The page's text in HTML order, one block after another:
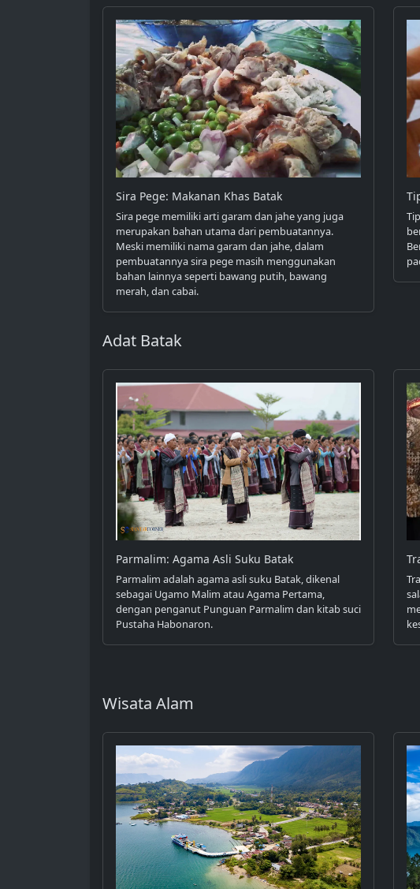
Sira Pege: Makanan Khas Batak
Sira pege memiliki arti garam dan jahe yang juga
merupakan bahan utama dari pembuatannya.
Meski memiliki nama garam dan jahe, dalam
pembuatannya sira pege masih menggunakan
bahan lainnya seperti bawang putih, bawang
merah, dan cabai.
Adat Batak
Parmalim: Agama Asli Suku Batak
Parmalim adalah agama asli suku Batak, dikenal
sebagai Ugamo Malim atau Agama Pertama,
dengan penganut Punguan Parmalim dan kitab suci
Pustaha Habonaron.
Wisata Alam